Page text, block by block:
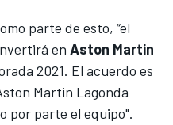
parte de esto, “el
en Aston Martin
2021. El acuerdo es
Martin Lagonda
por parte el equipo".